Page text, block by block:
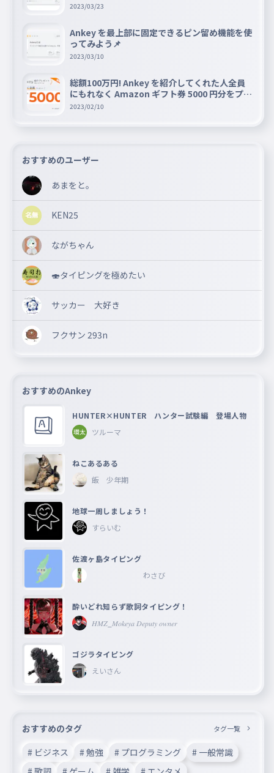
2023/03/23
Ankey を最上部に固定できるピン留め機能を使
ってみよう📌
2023/03/10
総額100万円! Ankey を紹介してくれた人全員
にもれなく Amazon ギフト券 5000 円分をプレ
ゼントキャンペーン!!
2023/02/10
おすすめのユーザー
あまをと。
KEN25
ながちゃん
🍣タイピングを極めたい
サッカー 大好き
フクサン 293n
おすすめのAnkey
HUNTER×HUNTER ハンター試験編 登場人物
ツルーマ
ねこあるある
飯 少年期
地球一周しましょう！
すらいむ
佐渡ヶ島タイピング
わさび
酔いどれ知らず歌詞タイピング！
𝐻𝑀𝑍_𝑀𝑜𝑘𝑒𝑦𝑎 𝐷𝑒𝑝𝑢𝑡𝑦 𝑜𝑤𝑛𝑒𝑟
ゴジラタイピング
えいさん
おすすめのタグ タグ一覧
# ビジネス # 勉強 # プログラミング
# 一般常識